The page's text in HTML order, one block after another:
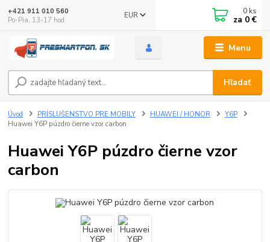
Menu
EUR
Hľadať
+421 911 010 560
Po-Pia, 13-17 hod.
0 ks
za 0 €
Úvod PRÍSLUŠENSTVO PRE MOBILY HUAWEI / HONOR
Y6P
Huawei Y6P púzdro čierne vzor carbon
Huawei Y6P púzdro čierne vzor
carbon